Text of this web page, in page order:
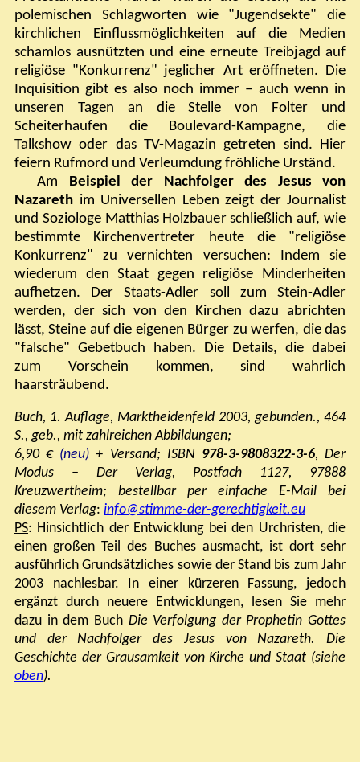
polemischen Schlagworten wie "Jugendsekte" die
kirchlichen Einflussmöglichkeiten auf die Medien
schamlos ausnützten und eine erneute Treibjagd auf
religiöse "Konkurrenz" jeglicher Art eröffneten. Die
Inquisition gibt es also noch immer – auch wenn in
unseren Tagen an die Stelle von Folter und
Scheiterhaufen die Boulevard-Kampagne, die
Talkshow oder das TV-Magazin getreten sind. Hier
feiern Rufmord und Verleumdung fröhliche Urständ.
Am Beispiel der Nachfolger des Jesus von
Nazareth im Universellen Leben zeigt der Journalist
und Soziologe Matthias Holzbauer schließlich auf, wie
bestimmte Kirchenvertreter heute die "religiöse
Konkurrenz" zu vernichten versuchen: Indem sie
wiederum den Staat gegen religiöse Minderheiten
aufhetzen. Der Staats-Adler soll zum Stein-Adler
werden, der sich von den Kirchen dazu abrichten
lässt, Steine auf die eigenen Bürger zu werfen, die das
"falsche" Gebetbuch haben. Die Details, die dabei
zum Vorschein kommen, sind wahrlich
haarsträubend.
Buch, 1. Auflage, Marktheidenfeld 2003, gebunden., 464
S., geb., mit zahlreichen Abbildungen;
6,90 € (neu)+ Versand; ISBN 978-3-9808322-3-6,Der
Modus – Der Verlag, Postfach 1127, 97888
Kreuzwertheim; bestellbar per einfache E-Mail bei
diesem Verlag: info@stimme-der-gerechtigkeit.eu
PS: Hinsichtlich der Entwicklung bei den Urchristen, die
einen großen Teil des Buches ausmacht, ist dort sehr
ausführlich Grundsätzliches sowie der Stand bis zum Jahr
2003 nachlesbar. In einer kürzeren Fassung, jedoch
ergänzt durch neuere Entwicklungen, lesen Sie mehr
dazu in dem Buch Die Verfolgung der Prophetin Gottes
und der Nachfolger des Jesus von Nazareth. Die
Geschichte der Grausamkeit von Kirche und Staat (siehe
oben).